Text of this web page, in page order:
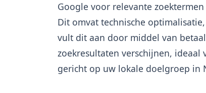
Google voor relevante
Dit omvat technische
vult dit aan door middel van
zoekresultaten verschijnen, ideaal
gericht op uw lokale doelgroep in